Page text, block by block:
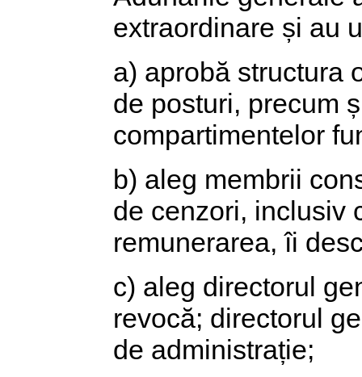
extraordinare și au
a) aprobă structura
de posturi, precum
compartimentelor
b) aleg membrii
de cenzori, inclusiv
remunerarea, îi
c) aleg directorul
revocă; directorul
de administrație;